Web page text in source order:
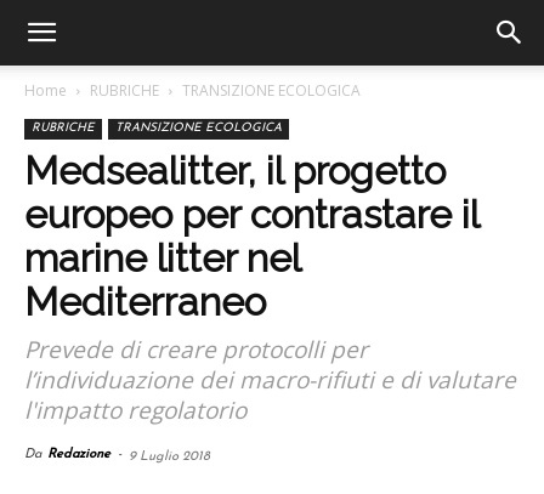
Home RUBRICHE TRANSIZIONE ECOLOGICA
RUBRICHE TRANSIZIONE ECOLOGICA
Medsealitter, il progetto
europeo per contrastare il
marine litter nel
Mediterraneo
Prevede di creare protocolli per
l’individuazione dei macro-rifiuti e di valutare
l'impatto regolatorio
Da Redazione - 9 Luglio 2018